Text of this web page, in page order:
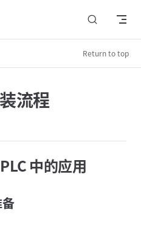
Return to top
流程
中的应用